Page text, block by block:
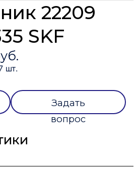
22209
SKF
шт.
Задать
вопрос